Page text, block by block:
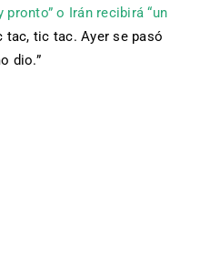
pronto” o Irán recibirá “un
tac, tic tac. Ayer se pasó
dio.”